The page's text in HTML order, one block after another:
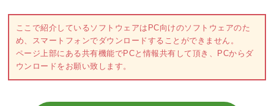
ここで紹介しているソフトウェアはPC向けのソフトウェアのた
め、スマートフォンでダウンロードすることができません。
ページ上部にある共有機能でPCと情報共有して頂き、PCからダ
ウンロードをお願い致します。